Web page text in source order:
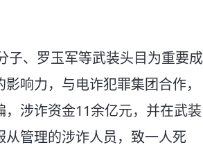
子、罗玉军等武装头目为重要成
响力，与电诈犯罪集团合作，
涉诈资金11余亿元，并在武装
管理的涉诈人员，致一人死